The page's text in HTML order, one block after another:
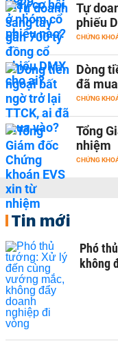
Tự
phiếu
CHỨNG
Dòng
đã
CHỨNG
Tổng
nhiệm
CHỨNG
Tin mới
Phó
không